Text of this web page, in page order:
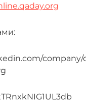
company/